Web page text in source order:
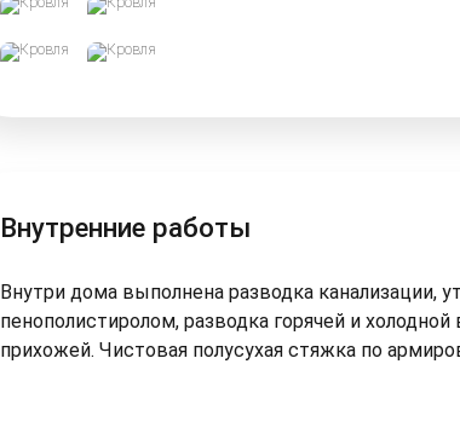
Внутренние работы
Внутри дома выполнена разводка канализации,
пенополистиролом, разводка горячей и
прихожей. Чистовая полусухая стяжка по